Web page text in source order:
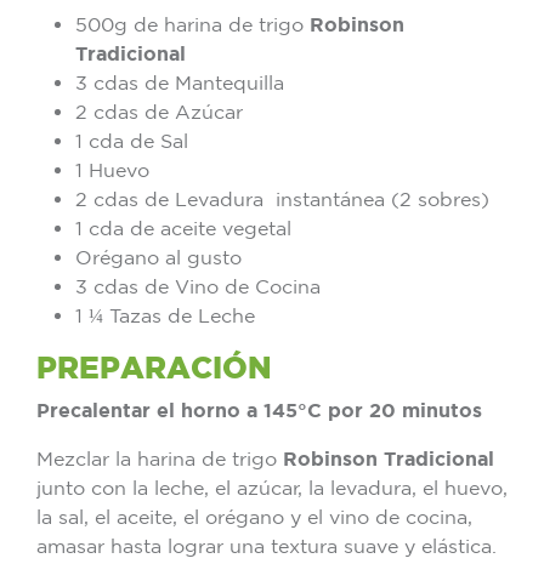
500g de harina de trigo Robinson
Tradicional
3 cdas de Mantequilla
2 cdas de Azúcar
1 cda de Sal
1 Huevo
2 cdas de Levadura instantánea (2 sobres)
1 cda de aceite vegetal
Orégano al gusto
3 cdas de Vino de Cocina
1 ¼ Tazas de Leche
PREPARACIÓN
Precalentar el horno a 145°C por 20 minutos
Mezclar la harina de trigo Robinson Tradicional
junto con la leche, el azúcar, la levadura, el huevo,
la sal, el aceite, el orégano y el vino de cocina,
amasar hasta lograr una textura suave y elástica.